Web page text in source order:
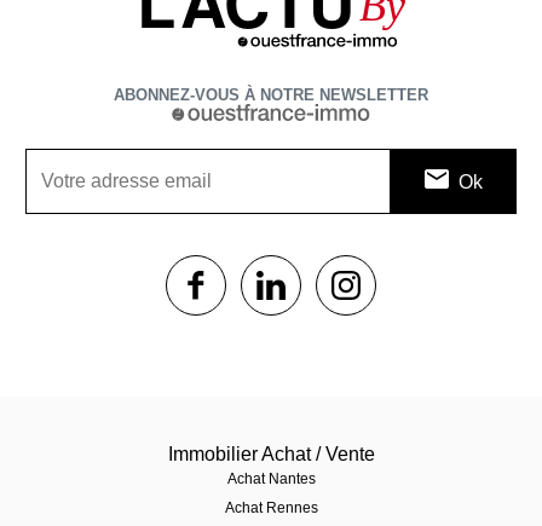
ABONNEZ-VOUS À NOTRE NEWSLETTER
1$s 1$s
Immobilier Achat / Vente
Achat Nantes
Achat Rennes